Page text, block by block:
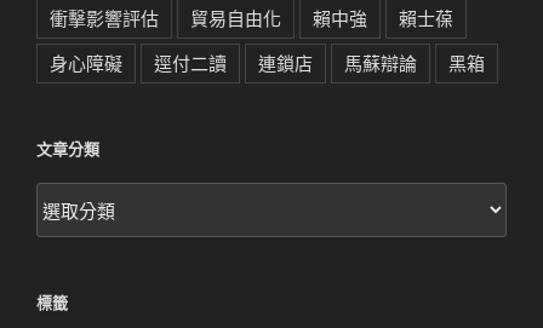
衝擊影響評估
貿易自由化 賴中強
賴士葆
身心障礙
逕付二讀 連鎖店 馬蘇辯論 黑箱
文章分類
文
章
標籤